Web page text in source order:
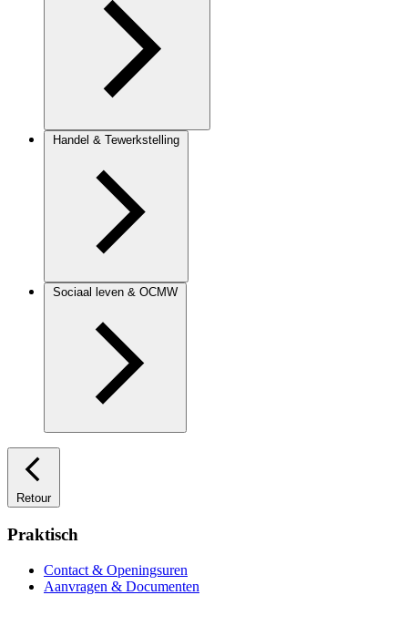
Handel & Tewerkstelling
Sociaal leven & OCMW
Retour
Praktisch
Contact & Openingsuren
Aanvragen & Documenten